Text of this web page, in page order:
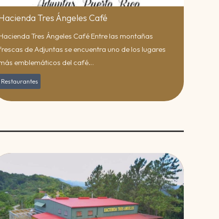
Tres Ángeles Café
Restaurantes
Tres Ángeles Café Entre las montañas
de Adjuntas se encuentra uno de los lugares
emblemáticos del café…